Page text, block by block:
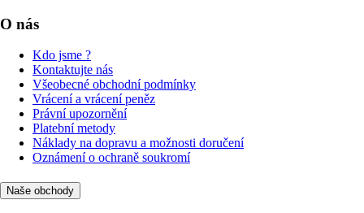
O nás
Kdo jsme ?
Kontaktujte nás
Všeobecné obchodní podmínky
Vrácení a vrácení peněz
Právní upozornění
Platební metody
Náklady na dopravu a možnosti doručení
Oznámení o ochraně soukromí
Naše obchody